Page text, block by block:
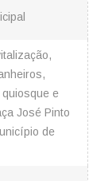
e
José Pinto
de